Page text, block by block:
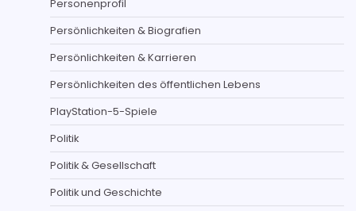
Personenprofil
Persönlichkeiten & Biografien
Persönlichkeiten & Karrieren
Persönlichkeiten des öffentlichen Lebens
PlayStation-5-Spiele
Politik
Politik & Gesellschaft
Politik und Geschichte